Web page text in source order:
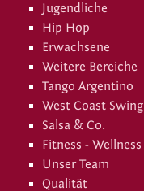
Jugendliche
Hip Hop
Erwachsene
Weitere Bereiche
Tango Argentino
West Coast Swing
Salsa & Co.
Fitness - Wellness
Unser Team
Qualität